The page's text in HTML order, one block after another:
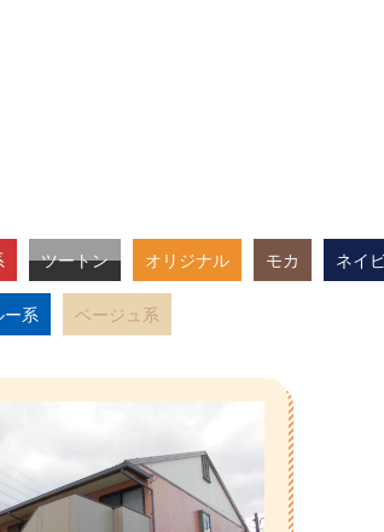
ツートン オリジナル モカ ネイ
ー系 ベージュ系